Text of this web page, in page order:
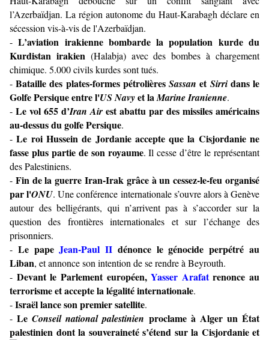
l’Azerbaïdjan. La région autonome du Haut-Karabagh déclare en
sécession vis-à-vis de l'Azerbaïdjan.
-L’aviation irakienne bombarde la population kurde du
Kurdistan irakien (Halabja) avec des bombes à chargement
chimique. 5.000 civils kurdes sont tués.
-Bataille des plates-formes pétrolièresSassanet Sirridans le
Golfe Persique entre l'US Navyet laMarine Iranienne.
- Le vol 655 d’Iran Air est abattu par des missiles américains
au-dessus du golfe Persique.
-Le roi Hussein de Jordanie accepte que la Cisjordanie ne
fasse plus partie de son royaume. Il cesse d’être le représentant
des Palestiniens.
- Fin de la guerre Iran-Irak grâce à un cessez-le-feu organisé
par l'ONU. Une conférence internationale s’ouvre alors à Genève
autour des belligérants, qui n’arrivent pas à s’accorder sur la
question des frontières internationales et sur l’échange des
prisonniers.
- Le papeJean-Paul II dénonce le génocide perpétré au
Liban, et annonce son intention de se rendre à Beyrouth.
- Devant le Parlement européen,Yasser Arafatrenonce au
terrorisme et accepte la légalité internationale.
-Israël lance son premier satellite.
-LeConseil national palestinien proclame à Alger un État
palestinien dont la souveraineté s’étend sur la Cisjordanie et